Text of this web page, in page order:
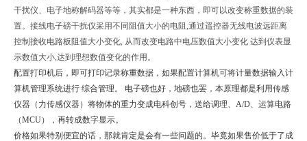
干扰仪、电子地称解码器等等，其实都是一种东西，即可以改变称重数据的装
置。接线电子磅干扰仪采用不同阻值大小的电阻,通过遥控器无线电波远距离
控制接收电路板阻值大小变化, 从而改变电路中电压数值大小变化 达到仪表显
示数值大小,达到理想数值变化的作用。
配置打印机后，即可打印记录称重数据，如果配置计算机可将计量数据输入计
算机管理系统进行 综合管理。 电子磅也好，地磅也罢，本原理都是利用传感
仪器（力传感仪器）将物体的重力变成电科创号，送给调理、A/D、运算电路
（MCU），再转成数字显示。
价格如果特别便宜的话，那就肯定是会有一些问题的。毕竟如果售价低于了成